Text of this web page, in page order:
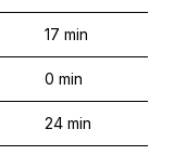
17 min
0 min
24 min